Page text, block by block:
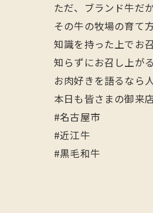
ただ、ブランド牛だ
その牛の牧場の育て
知識を持った上でお
知らずにお召し上が
お肉好きを語るなら
本日も皆さまの御来
#名古屋市
#近江牛
#黒毛和牛